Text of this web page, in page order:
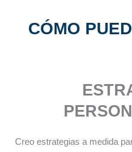
CÓMO
Creo estrategias a medida